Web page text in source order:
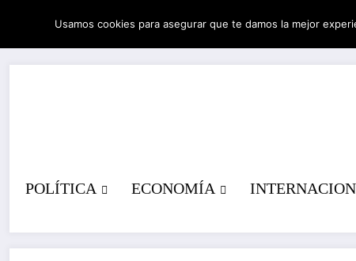
contenido
08/08/2026 2:50:39 PM
POLÍTICA ECONOMÍA
Usamos cookies para asegurar que te damos la mejor